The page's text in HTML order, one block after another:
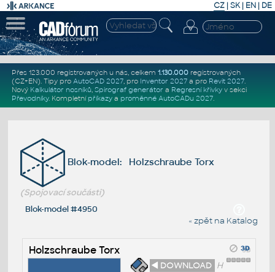
CZ | SK| EN | DE
Přes 123.000 registrovaných u nás, celkem 1.130.000registrovaných
(CZ+EN). Tipy pro AutoCAD 2027, pro Inventor 2027a pro Revit 2027.
Nový Kalkulátor nosníků, Spirograf generátor a Regresní křivkyv sekci
Převodníky. Kompletní příkazya proměnné AutoCADu 2027.
Blok-model: Holzschraube Torx
(Spojovací součásti)
Blok-model #4950
« zpět na Katalog
Holzschraube Torx
◄ DOWNLOAD H